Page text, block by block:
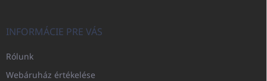
INFORMÁCIE PRE VÁS
Rólunk
Webáruház értékelése